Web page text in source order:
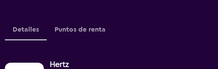
Detalles Puntos de renta
Hertz